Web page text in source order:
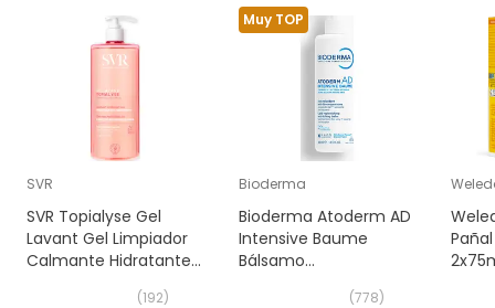
SVR
SVR Topialyse Gel
Lavant Gel Limpiador
Calmante Hidratante
(192)
Muy TOP
Bioderma
Bioderma Atoderm AD
Intensive Baume
Bálsamo
(778)